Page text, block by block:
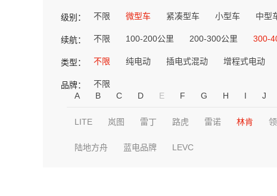
级别： 不限 微型车 紧凑型车 小型车 中型
续航： 不限 100-200公里 200-300公里 300-
类型： 不限 纯电动 插电式混动 增程式电动
品牌：
不限
A
B C D E F G H I J
LITE 岚图 雷丁 路虎 雷诺 林肯
陆地方舟 蓝电品牌 LEVC